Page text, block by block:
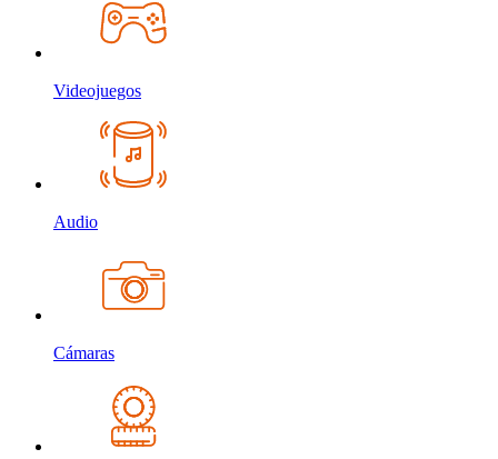
Videojuegos
Audio
Cámaras